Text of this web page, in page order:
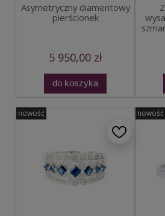
Asymetryczny diamentowy
pierścionek
5 950,00 zł
do koszyka
nowość nowość